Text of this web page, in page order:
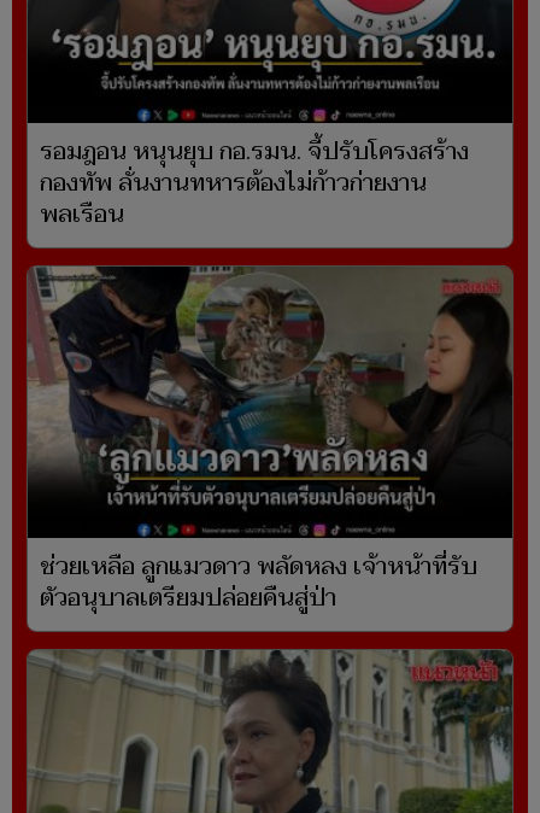
รอมฎอน หนุนยุบ กอ.รมน. จี้ปรับโครงสร้าง
กองทัพ ลั่นงานทหารต้องไม่ก้าวก่ายงาน
พลเรือน
ช่วยเหลือ ลูกแมวดาว พลัดหลง เจ้าหน้าที่รับ
ตัวอนุบาลเตรียมปล่อยคืนสู่ป่า